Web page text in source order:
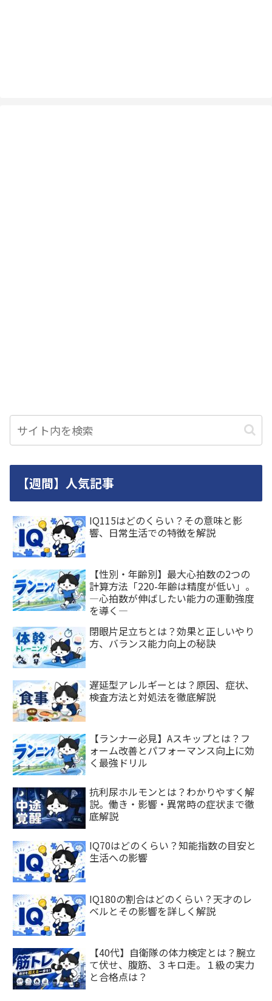
【週間】人気記事
IQ115はどのくらい？その意味と影
響、日常生活での特徴を解説
【性別・年齢別】最大心拍数の2つの
計算方法「220-年齢は精度が低い」。
―心拍数が伸ばしたい能力の運動強度
を導く―
閉眼片足立ちとは？効果と正しいやり
方、バランス能力向上の秘訣
遅延型アレルギーとは？原因、症状、
検査方法と対処法を徹底解説
【ランナー必見】Aスキップとは？フ
ォーム改善とパフォーマンス向上に効
く最強ドリル
抗利尿ホルモンとは？わかりやすく解
説。働き・影響・異常時の症状まで徹
底解説
IQ70はどのくらい？知能指数の目安と
生活への影響
IQ180の割合はどのくらい？天才のレ
ベルとその影響を詳しく解説
【40代】自衛隊の体力検定とは？腕立
て伏せ、腹筋、３キロ走。１級の実力
と合格点は？